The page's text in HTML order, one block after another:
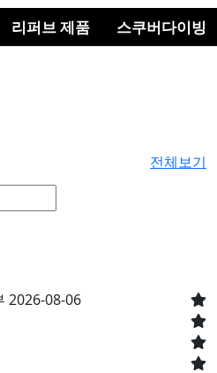
리퍼브 제품 스쿠버다이빙
전체보기
2026-08-06